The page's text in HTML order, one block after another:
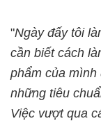
"Ngày đấy tôi
cần biết cách
phẩm của
những tiêu
Việc vượt qua